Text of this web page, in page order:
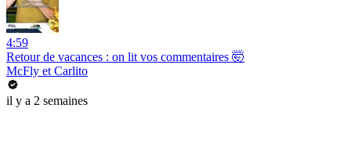
4:59
Retour de vacances : on lit vos commentaires 🤯
McFly et Carlito
il y a 2 semaines